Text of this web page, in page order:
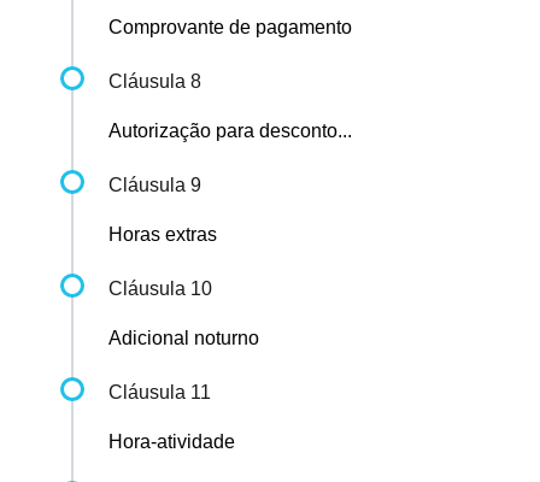
Comprovante de pagamento
Cláusula 8
Autorização para desconto...
Cláusula 9
Horas extras
Cláusula 10
Adicional noturno
Cláusula 11
Hora-atividade